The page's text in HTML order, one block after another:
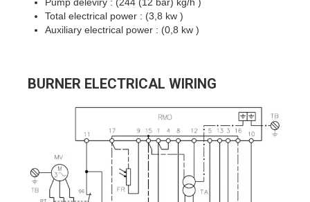
Total electrical power : (3,8 kw )
Auxiliary electrical power : (0,8 kw )
BURNER ELECTRICAL WIRING